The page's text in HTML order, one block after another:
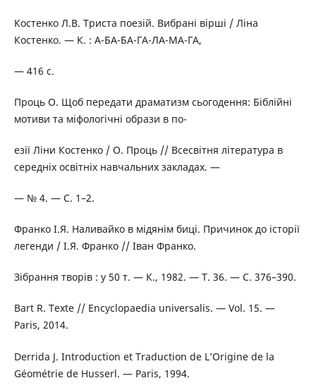
Костенко Л.В. Триста поезій. Вибрані вірші / Ліна
Костенко. — К. : А-БА-БА-ГА-ЛА-МА-ГА,
— 416 с.
Проць О. Щоб передати драматизм сьогодення: Біблійні
мотиви та міфологічні образи в по-
езії Ліни Костенко / О. Проць // Всесвітня література в
середніх освітніх навчальних закладах. —
— № 4. — C. 1–2.
Франко І.Я. Наливайко в мідянім биці. Причинок до історії
легенди / І.Я. Франко // Іван Франко.
Зібрання творів : у 50 т. — К., 1982. — Т. 36. — С. 376–390.
Bart R. Texte // Encyclopaеdia universalis. — Vol. 15. —
Paris, 2014.
Derrida J. Introduction et Traduction de L’Origine de la
Géométrie de Husserl. — Paris, 1994.